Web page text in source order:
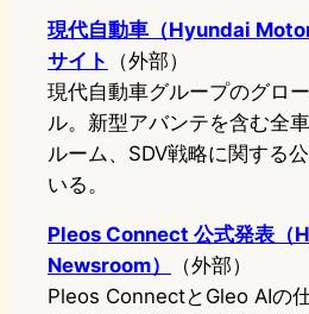
現代自動車（Hyundai
サイト
（外部）
現代自動車グループのグロ
ル。新型アバンテを含む全
ルーム、SDV戦略に関する
いる。
Pleos Connect 公式発表（
Newsroom）
（外部）
Pleos ConnectとGleo AIの